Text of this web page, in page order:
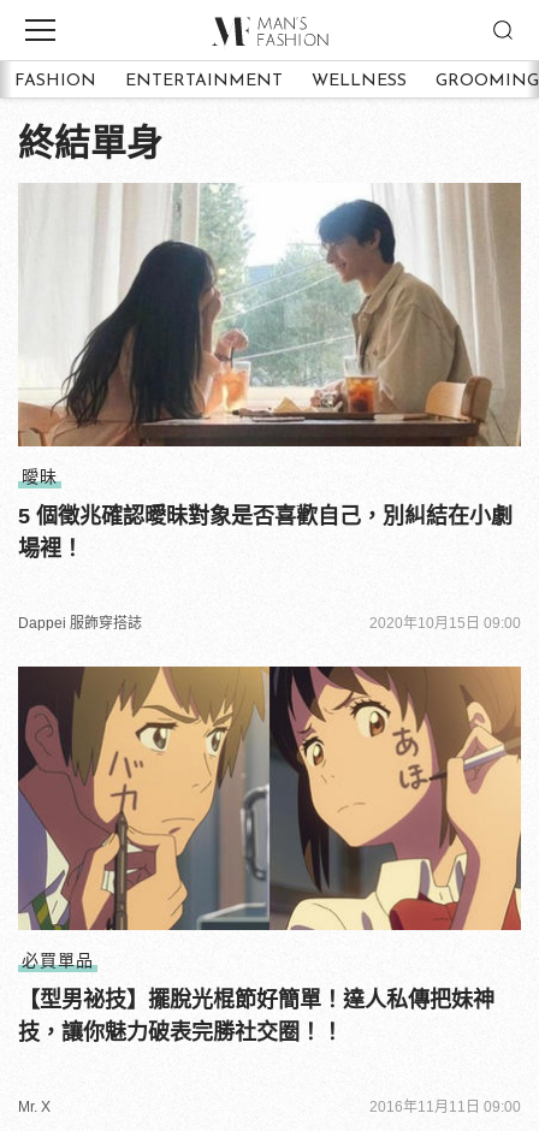
FASHION ENTERTAINMENT WELLNESS GROOMING
終結單身
曖昧
5 個徵兆確認曖昧對象是否喜歡自己，別糾結在小劇
場裡！
Dappei 服飾穿搭誌 2020年10月15日 09:00
必買單品
【型男祕技】擺脫光棍節好簡單！達人私傳把妹神
技，讓你魅力破表完勝社交圈！！
Mr. X 2016年11月11日 09:00